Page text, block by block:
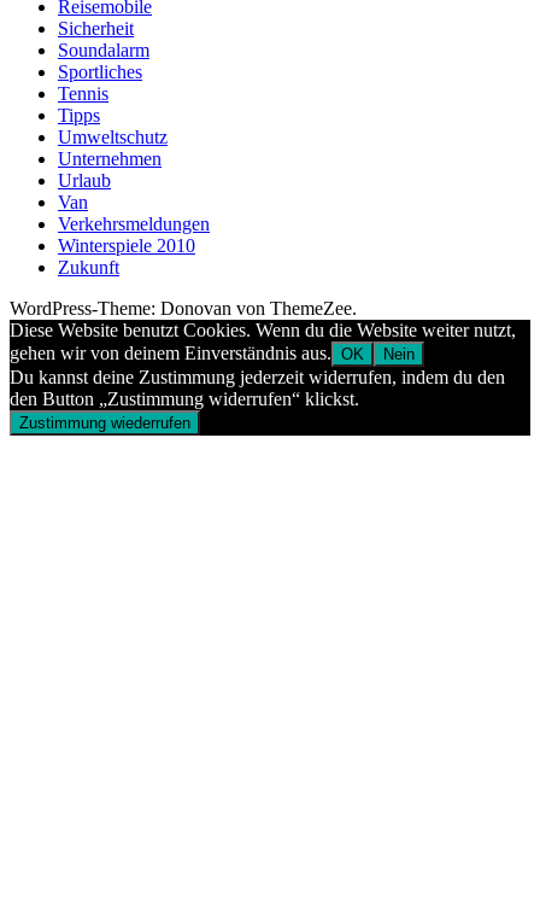
Reisemobile
Sicherheit
Soundalarm
Sportliches
Tennis
Tipps
Umweltschutz
Unternehmen
Urlaub
Van
Verkehrsmeldungen
Winterspiele 2010
Zukunft
WordPress-Theme: Donovan von ThemeZee.
Diese Website benutzt Cookies. Wenn du die Website weiter nutzt,
gehen wir von deinem Einverständnis aus. OK Nein
Du kannst deine Zustimmung jederzeit widerrufen, indem du den
den Button „Zustimmung widerrufen“ klickst.
Zustimmung wiederrufen